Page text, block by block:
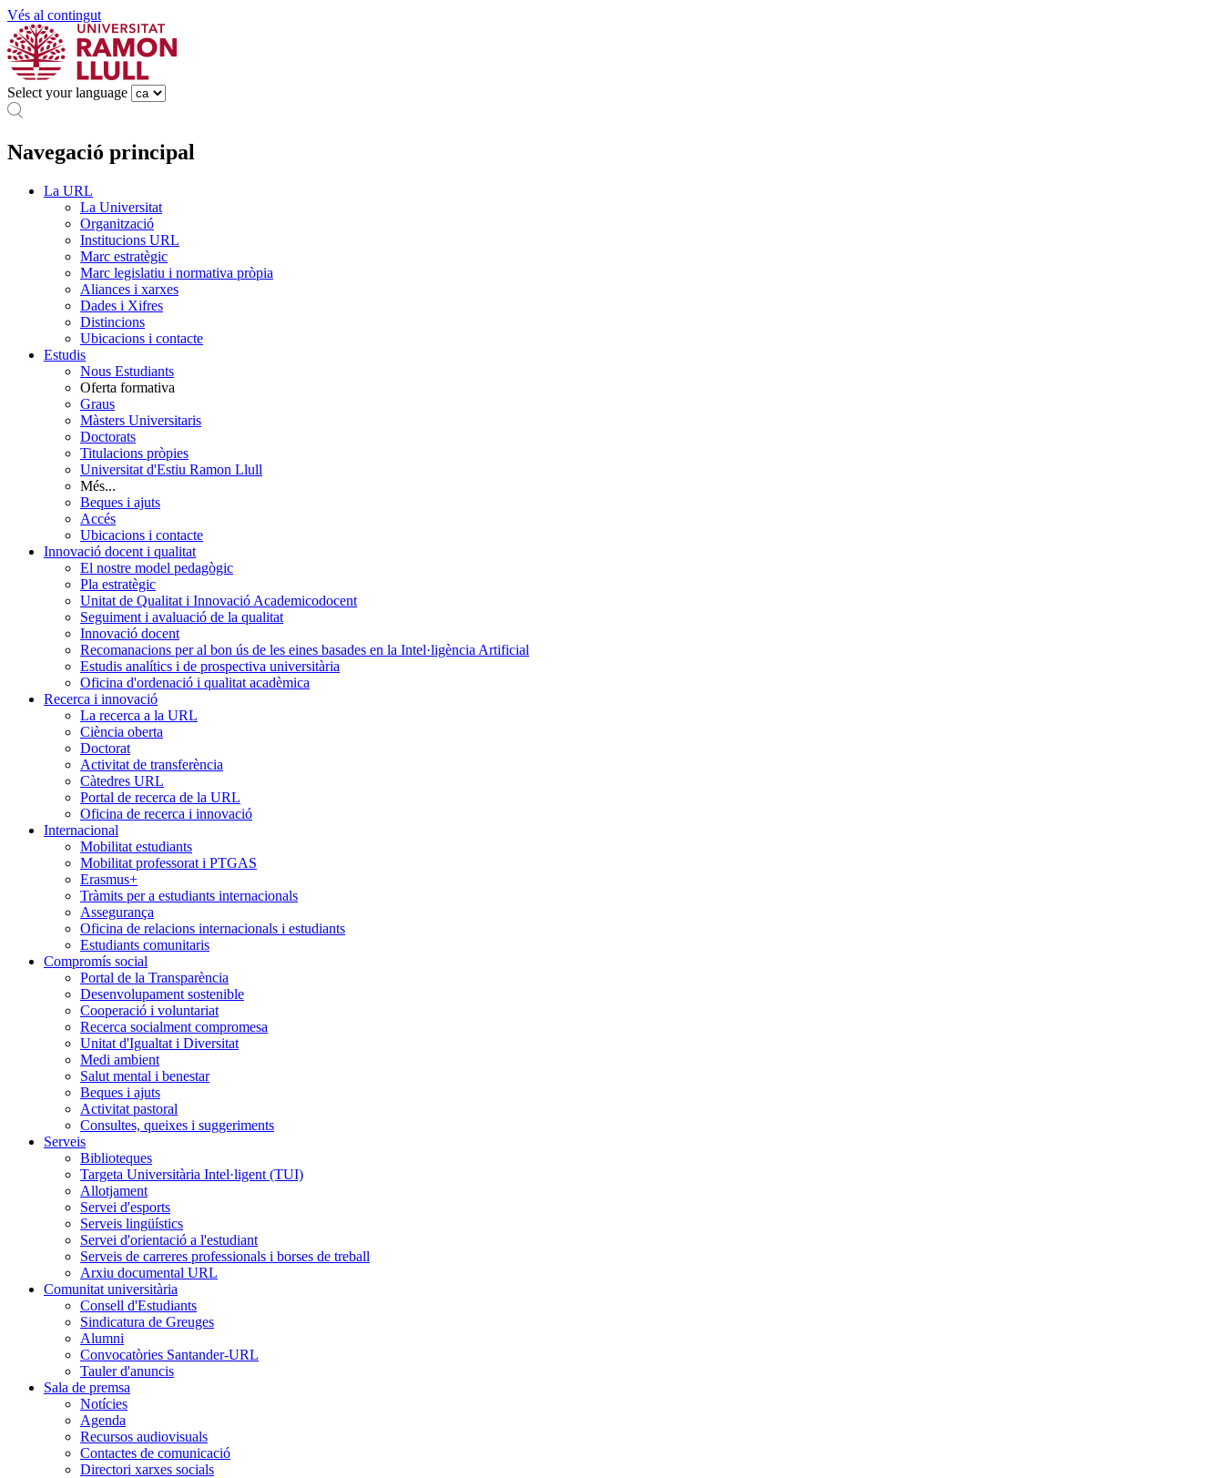
Vés al contingut
Select your language
Navegació principal
La URL
La Universitat
Organització
Institucions URL
Marc estratègic
Marc legislatiu i normativa pròpia
Aliances i xarxes
Dades i Xifres
Distincions
Ubicacions i contacte
Estudis
Nous Estudiants
Oferta formativa
Graus
Màsters Universitaris
Doctorats
Titulacions pròpies
Universitat d'Estiu Ramon Llull
Més...
Beques i ajuts
Accés
Ubicacions i contacte
Innovació docent i qualitat
El nostre model pedagògic
Pla estratègic
Unitat de Qualitat i Innovació Academicodocent
Seguiment i avaluació de la qualitat
Innovació docent
Recomanacions per al bon ús de les eines basades en la Intel·ligència Artificial
Estudis analítics i de prospectiva universitària
Oficina d'ordenació i qualitat acadèmica
Recerca i innovació
La recerca a la URL
Ciència oberta
Doctorat
Activitat de transferència
Càtedres URL
Portal de recerca de la URL
Oficina de recerca i innovació
Internacional
Mobilitat estudiants
Mobilitat professorat i PTGAS
Erasmus+
Tràmits per a estudiants internacionals
Assegurança
Oficina de relacions internacionals i estudiants
Estudiants comunitaris
Compromís social
Portal de la Transparència
Desenvolupament sostenible
Cooperació i voluntariat
Recerca socialment compromesa
Unitat d'Igualtat i Diversitat
Medi ambient
Salut mental i benestar
Beques i ajuts
Activitat pastoral
Consultes, queixes i suggeriments
Serveis
Biblioteques
Targeta Universitària Intel·ligent (TUI)
Allotjament
Servei d'esports
Serveis lingüístics
Servei d'orientació a l'estudiant
Serveis de carreres professionals i borses de treball
Arxiu documental URL
Comunitat universitària
Consell d'Estudiants
Sindicatura de Greuges
Alumni
Convocatòries Santander-URL
Tauler d'anuncis
Sala de premsa
Notícies
Agenda
Recursos audiovisuals
Contactes de comunicació
Directori xarxes socials